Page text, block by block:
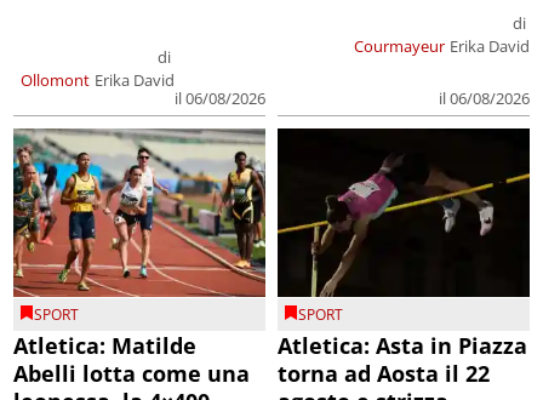
Ollomont
di
Erika David
il 06/08/2026
Courmayeur
di
Erika David
il 06/08/2026
SPORT
Atletica: Matilde
Abelli lotta come una
SPORT
Atletica: Asta in Piazza
torna ad Aosta il 22